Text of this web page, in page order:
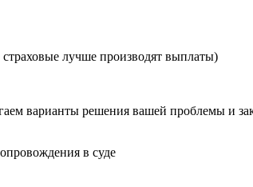
лучше производят выплаты)
варианты решения вашей проблемы и
в суде